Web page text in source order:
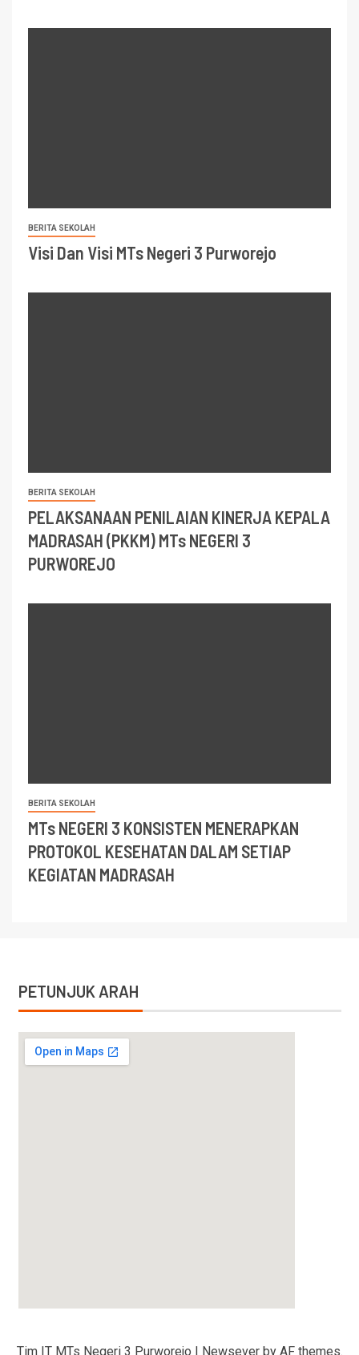
BERITA SEKOLAH
Visi Dan Visi MTs Negeri 3 Purworejo
BERITA SEKOLAH
PELAKSANAAN PENILAIAN KINERJA KEPALA
MADRASAH (PKKM) MTs NEGERI 3
PURWOREJO
BERITA SEKOLAH
MTs NEGERI 3 KONSISTEN MENERAPKAN
PROTOKOL KESEHATAN DALAM SETIAP
KEGIATAN MADRASAH
PETUNJUK ARAH
Tim IT MTs Negeri 3 Purworejo
Newseverby AF themes.